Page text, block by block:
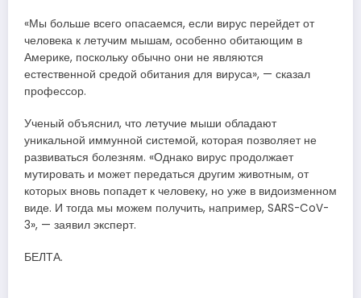
«Мы больше всего опасаемся, если вирус перейдет от
человека к летучим мышам, особенно обитающим в
Америке, поскольку обычно они не являются
естественной средой обитания для вируса», — сказал
профессор.
Ученый объяснил, что летучие мыши обладают
уникальной иммунной системой, которая позволяет не
развиваться болезням. «Однако вирус продолжает
мутировать и может передаться другим животным, от
которых вновь попадет к человеку, но уже в видоизменном
виде. И тогда мы можем получить, например, SARS-CoV-
3», — заявил эксперт.
БЕЛТА.